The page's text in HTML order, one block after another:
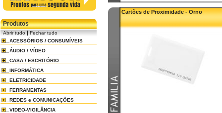
Produtos
Abrir tudo|Fechar tudo
ACESSÓRIOS / CONSUMÍVEIS
ÁUDIO / VÍDEO
CASA / ESCRITÓRIO
INFORMÁTICA
ELETRICIDADE
FERRAMENTAS
REDES e COMUNICAÇÕES
VIDEO-VIGILÂNCIA
Cartões de Proximidade - Orno